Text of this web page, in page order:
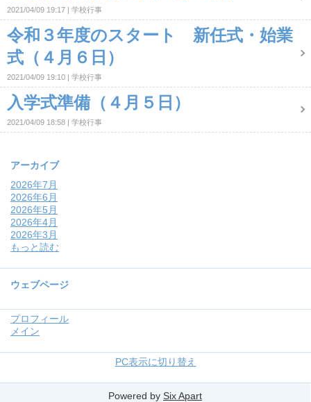
2021/04/09 19:17 学校行事
令和３年度のスタート 新任式・始業
式（４月６日）
2021/04/09 19:10 学校行事
入学式準備（４月５日）
2021/04/09 18:58 学校行事
アーカイブ
2026年7月
2026年6月
2026年5月
2026年4月
2026年3月
もっと読む
ウェブページ
プロフィール
メイン
PC表示に切り替え
Powered by Six Apart